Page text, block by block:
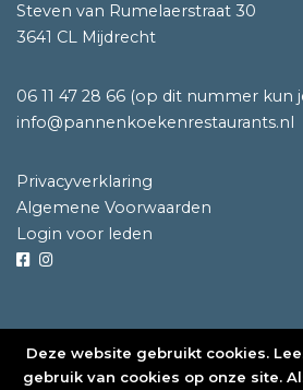
Steven van Rumelaerstraat 30
3641 CL Mijdrecht
06 11 47 28 66 (op dit nummer kun
info@pannenkoekenrestaurants.nl
Privacyverklaring
Algemene Voorwaarden
Login voor leden
©2020 Vereniging van Erkende
Deze website gebruikt cookies.
gebruik van cookies op onze site.